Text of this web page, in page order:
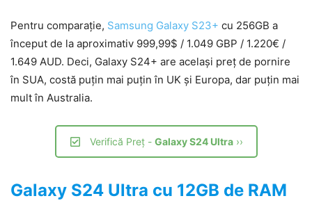
Pentru comparație, Samsung Galaxy S23+ cu 256GB a
început de la aproximativ 999,99$ / 1.049 GBP / 1.220€ /
1.649 AUD. Deci, Galaxy S24+ are același preț de pornire
în SUA, costă puțin mai puțin în UK și Europa, dar puțin mai
mult în Australia.
Verifică Preț - Galaxy S24 Ultra››
Galaxy S24 Ultra cu 12GB de RAM